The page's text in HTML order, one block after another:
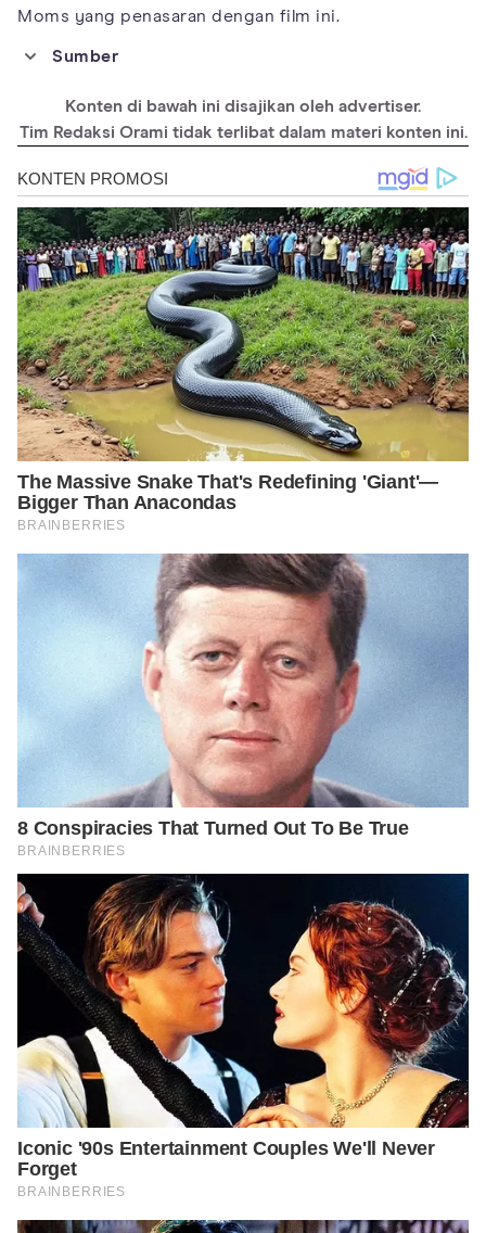
Moms yang penasaran dengan film ini.
Sumber
https://mydramalist.com/people/16259-banjong-pisanthanakun
https://tv.apple.com/id/movie/the-
https://www.screendaily.com/news/bifan-buzz-title-the-
medium-is-hot-seller-for-south-koreas-finecut/5161711.article
https://www.rottentomatoes.com/m/the_medium_2021
http://www.koreanfilm.or.kr/eng/news/boxOffice_Yearly.jsp?
mode=BOXOFFICE_YEAR&selectDt=2021&category=ALL&count
ry=K
https://variety.com/2021/film/asia/thai-korean-horror-film-the-
medium-banjong-pisanthanakun-na-hong-jin-1234986317/
https://mydramalist.com/72475-raang-song
https://mydramalist.com/people/38121-sawanee-utoomma
https://mydramalist.com/people/83681-yasaka-chaisorn
https://mydramalist.com/people/84031-meang-pakapol-
srirongmuang
https://mydramalist.com/people/92337-poon-mitpakdee
https://mydramalist.com/people/16027-na-hong-jin
https://bacaterus.com/review-film-the-medium-2021/
Konten di bawah ini disajikan oleh advertiser.
Tim Redaksi Orami tidak terlibat dalam materi konten ini.